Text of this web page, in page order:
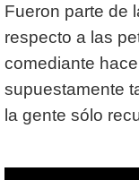
Fueron parte de
respecto a las
comediante
supuestamente
la gente sólo